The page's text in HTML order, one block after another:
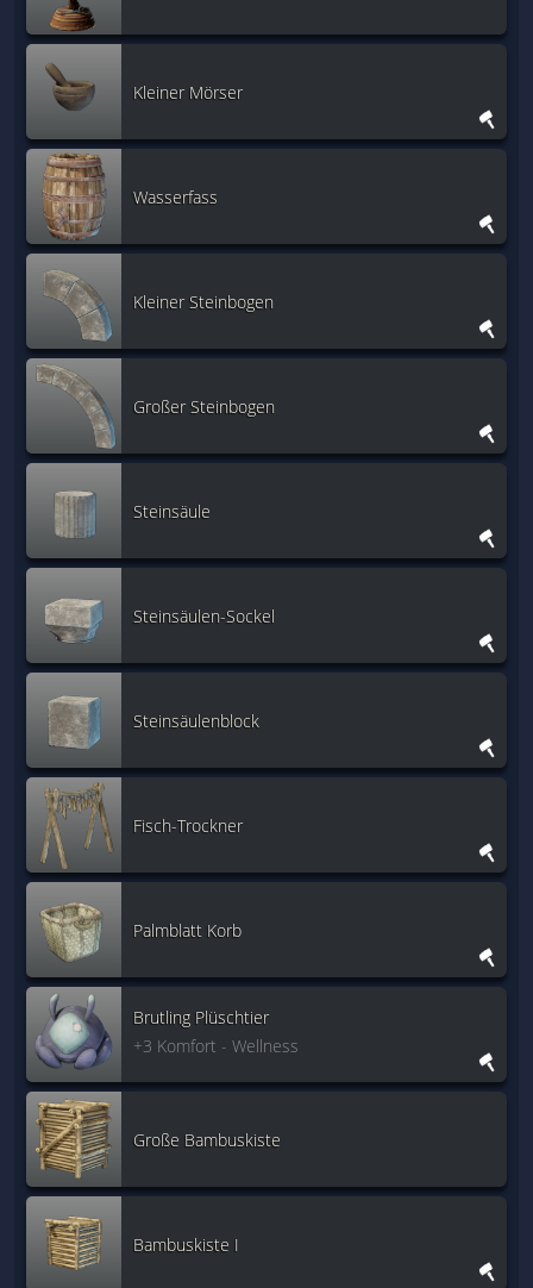
Kleiner Mörser
Wasserfass
Kleiner Steinbogen
Großer Steinbogen
Steinsäule
Steinsäulen-Sockel
Steinsäulenblock
Fisch-Trockner
Palmblatt Korb
Brutling Plüschtier
+3 Komfort - Wellness
Große Bambuskiste
Bambuskiste I